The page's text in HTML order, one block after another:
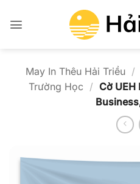
qua
May In Thêu Hải Triều /
Trường Học / Cờ